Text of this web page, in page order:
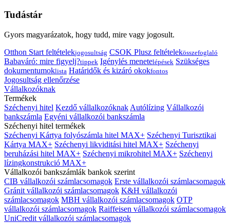
Tudástár
Gyors magyarázatok, hogy tudd, mire vagy jogosult.
Otthon Start feltételekjogosultság CSOK Plusz feltételekösszefoglaló
Babaváró: mire figyelj?tippek Igénylés menetelépések Szükséges
dokumentumoklista Határidők és kizáró okokfontos
Jogosultság ellenőrzése
Vállalkozóknak
Termékek
Széchenyi hitel Kezdő vállalkozóknak Autólízing Vállalkozói
bankszámla Egyéni vállalkozói bankszámla
Széchenyi hitel termékek
Széchenyi Kártya folyószámla hitel MAX+ Széchenyi Turisztikai
Kártya MAX+ Széchenyi likviditási hitel MAX+ Széchenyi
beruházási hitel MAX+ Széchenyi mikrohitel MAX+ Széchenyi
lízingkonstrukció MAX+
Vállalkozói bankszámlák bankok szerint
CIB vállalkozói számlacsomagok Erste vállalkozói számlacsomagok
Gránit vállalkozói számlacsomagok K&H vállalkozói
számlacsomagok MBH vállalkozói számlacsomagok OTP
vállalkozói számlacsomagok Raiffeisen vállalkozói számlacsomagok
UniCredit vállalkozói számlacsomagok